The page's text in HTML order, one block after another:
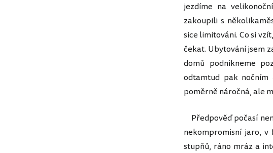
jezdíme na
zakoupili s
sice limitováni. Co si
čekat. Ubytování jsem
domů podnikneme
odtamtud pak
poměrně náročná, ale
Předpověď počasí
nekompromisní jaro, v
stupňů, ráno mráz a